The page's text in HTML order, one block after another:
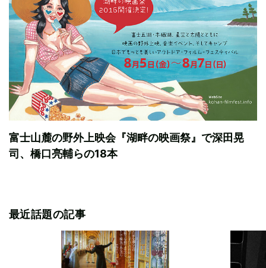
富士山麓の野外上映会『湖畔の映画祭』で深田晃
司、橋口亮輔らの18本
最近話題の記事